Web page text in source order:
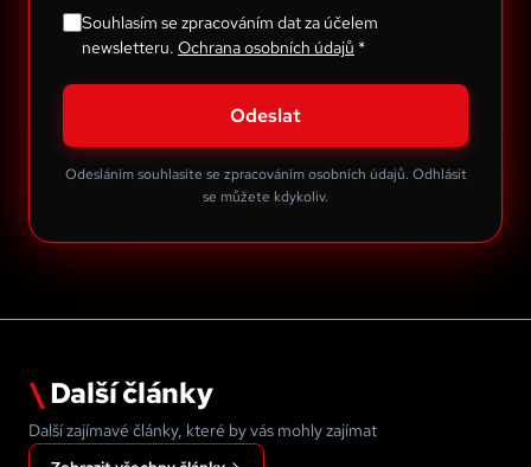
Souhlasím se zpracováním dat za účelem
newsletteru. Ochrana osobních údajů *
Odeslat
Odesláním souhlasíte se zpracováním osobních údajů. Odhlásit
se můžete kdykoliv.
\ Další články
Další zajímavé články, které by vás mohly zajímat